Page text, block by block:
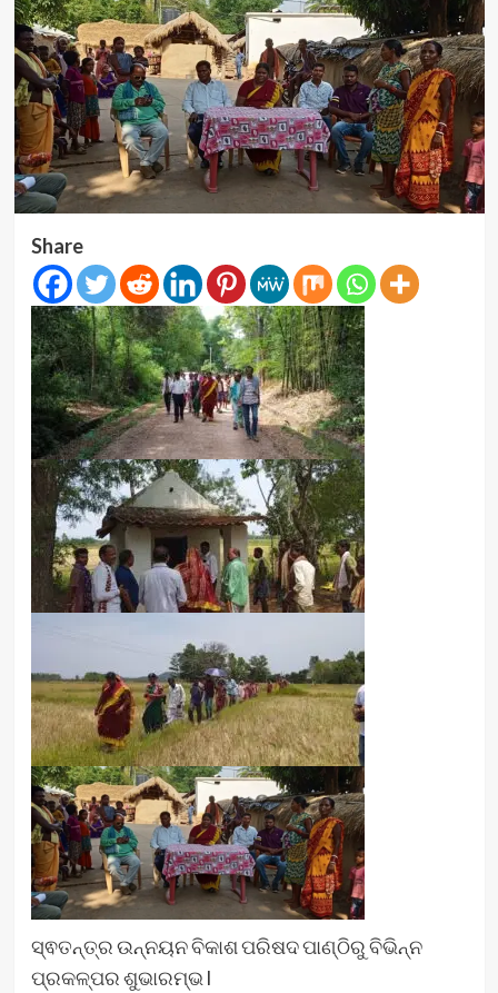
Share
ସ୍ଵତନ୍ତ୍ର ଉନ୍ନୟନ ବିକାଶ ପରିଷଦ ପାଣ୍ଠିରୁ ବିଭିନ୍ନ
ପ୍ରକଳ୍ପର ଶୁଭାରମ୍ଭ l